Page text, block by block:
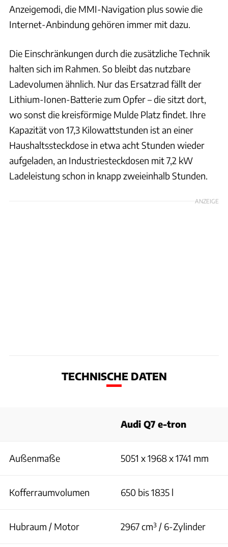
Anzeigemodi, die MMI-Navigation plus sowie die
Internet-Anbindung gehören immer mit dazu.
Die Einschränkungen durch die zusätzliche Technik
halten sich im Rahmen. So bleibt das nutzbare
Ladevolumen ähnlich. Nur das Ersatzrad fällt der
Lithium-Ionen-Batterie zum Opfer – die sitzt dort,
wo sonst die kreisförmige Mulde Platz findet. Ihre
Kapazität von 17,3 Kilowattstunden ist an einer
Haushaltssteckdose in etwa acht Stunden wieder
aufgeladen, an Industriesteckdosen mit 7,2 kW
Ladeleistung schon in knapp zweieinhalb Stunden.
ANZEIGE
TECHNISCHE DATEN
Audi Q7 e-tron
Außenmaße 5051 x 1968 x 1741 mm
Kofferraumvolumen 650 bis 1835 l
Hubraum / Motor 2967 cm³ / 6-Zylinder